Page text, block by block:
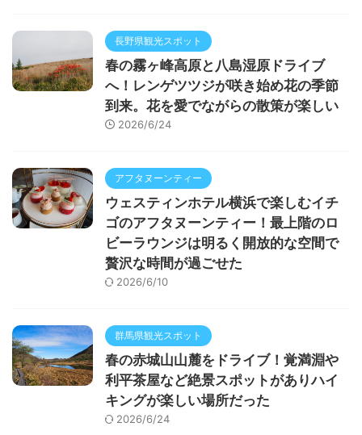
長野県観光スポット
春の霧ヶ峰高原と八島湿原ドライブ
へ！レンゲツツジが咲き始め花の季節
到来。花を愛でながらの散策が楽しい
2026/6/24
アフタヌーンティー
ウェスティンホテル横浜で楽しむイチ
ゴのアフタヌーンティー！最上階のロ
ビーラウンジは明るく開放的な空間で
贅沢な時間が過ごせた
2026/6/10
群馬県観光スポット
春の赤城山山麓をドライブ！覚満淵や
利平茶屋など絶景スポットがありハイ
キングが楽しい場所だった
2026/6/24